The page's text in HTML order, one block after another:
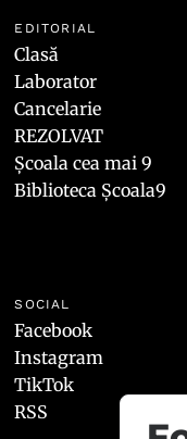
EDITORIAL
Clasă
Laborator
Cancelarie
REZOLVAT
Școala cea mai 9
Biblioteca Școala9
SOCIAL
Facebook
Instagram
TikTok
RSS